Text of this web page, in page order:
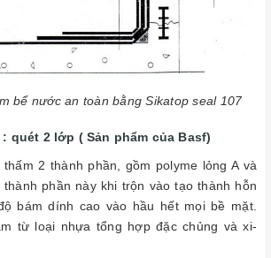
bể nước an toàn bằng Sikatop seal 107
: quét 2 lớp ( Sản phẩm của Basf)
2 thành phần, gồm polyme lỏng A và
phần này khi trộn vào tạo thành hỗn
bám dính cao vào hầu hết mọi bề mặt.
từ loại nhựa tổng hợp đặc chủng và xi-